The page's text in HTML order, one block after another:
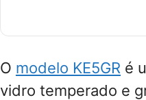
O modelo KE5GR é
vidro temperado e